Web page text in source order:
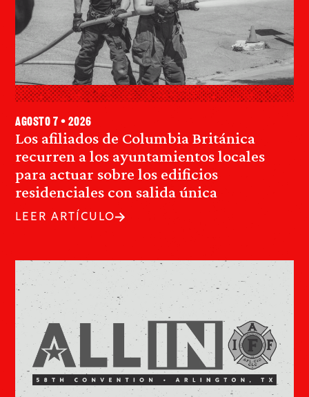
Los afiliados de Columbia Británica
recurren a los ayuntamientos locales
para actuar sobre los edificios
residenciales con salida única
agosto 7 • 2026
LEER ARTÍCULO